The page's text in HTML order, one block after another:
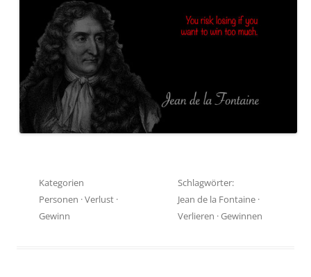
Kategorien
Personen ·Verlust ·
Gewinn
Schlagwörter:
Jean de la Fontaine ·
Verlieren ·Gewinnen